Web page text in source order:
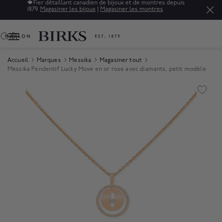
🍁 Fier détaillant canadien de bijoux et de montres depuis
1879. Magasiner les bijoux Magasiner les montres
0
Accueil Marques Messika
Magasiner tout
Messika Pendentif Lucky Move en or rose avec diamants, petit modèle
Product Images